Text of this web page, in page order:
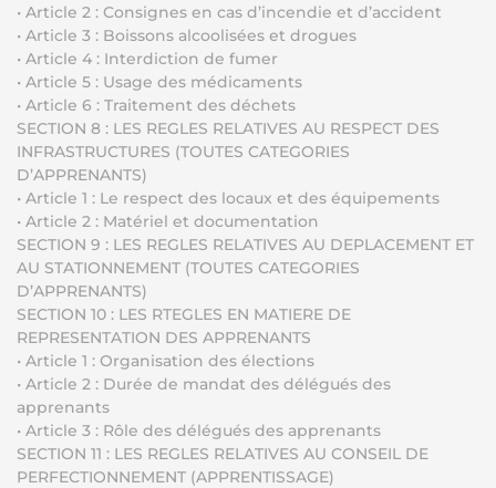
• Article 2 : Consignes en cas d’incendie et d’accident
• Article 3 : Boissons alcoolisées et drogues
• Article 4 : Interdiction de fumer
• Article 5 : Usage des médicaments
• Article 6 : Traitement des déchets
SECTION 8 : LES REGLES RELATIVES AU RESPECT DES
INFRASTRUCTURES (TOUTES CATEGORIES
D’APPRENANTS)
• Article 1 : Le respect des locaux et des équipements
• Article 2 : Matériel et documentation
SECTION 9 : LES REGLES RELATIVES AU DEPLACEMENT ET
AU STATIONNEMENT (TOUTES CATEGORIES
D’APPRENANTS)
SECTION 10 : LES RTEGLES EN MATIERE DE
REPRESENTATION DES APPRENANTS
• Article 1 : Organisation des élections
• Article 2 : Durée de mandat des délégués des
apprenants
• Article 3 : Rôle des délégués des apprenants
SECTION 11 : LES REGLES RELATIVES AU CONSEIL DE
PERFECTIONNEMENT (APPRENTISSAGE)